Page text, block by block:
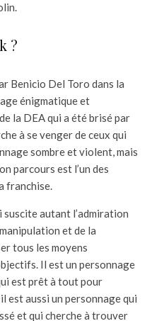
?
Benicio Del Toro dans la
énigmatique et
la DEA qui a été brisé par
à se venger de ceux qui
sombre et violent, mais
parcours est l’un des
franchise.
autant l’admiration
et de la
tous les moyens
Il est un personnage
est prêt à tout pour
est aussi un personnage qui
et qui cherche à trouver